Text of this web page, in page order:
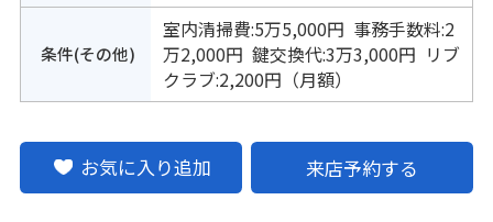
条件(その他)
室内清掃費:5万5,000円 事務手数料:2
万2,000円 鍵交換代:3万3,000円 リブ
クラブ:2,200円（月額）
お気に入り追加 来店予約する